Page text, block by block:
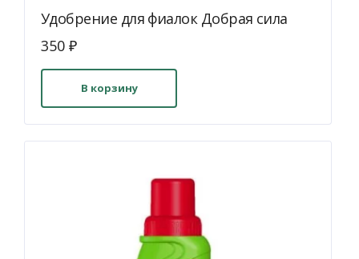
Удобрение для фиалок Добрая сила
350 ₽
В корзину